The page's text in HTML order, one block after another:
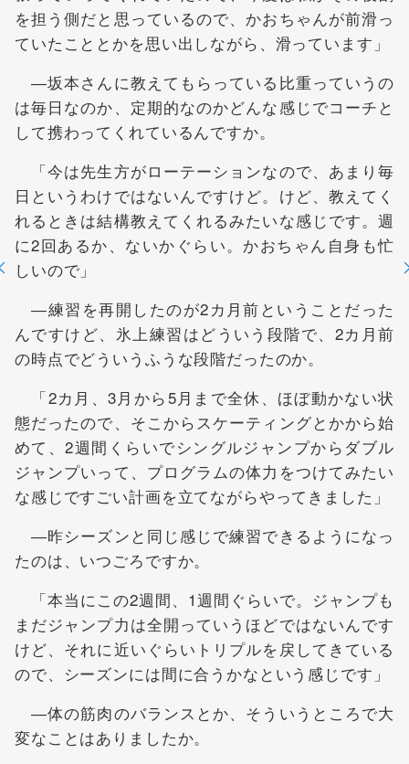
を担う側だと思っているので、かおちゃんが前滑っ
ていたこととかを思い出しながら、滑っています」
―坂本さんに教えてもらっている比重っていうの
は毎日なのか、定期的なのかどんな感じでコーチと
して携わってくれているんですか。
「今は先生方がローテーションなので、あまり毎
日というわけではないんですけど。けど、教えてく
れるときは結構教えてくれるみたいな感じです。週
に2回あるか、ないかぐらい。かおちゃん自身も忙
しいので」
―練習を再開したのが2カ月前ということだった
んですけど、氷上練習はどういう段階で、2カ月前
の時点でどういうふうな段階だったのか。
「2カ月、3月から5月まで全休、ほぼ動かない状
態だったので、そこからスケーティングとかから始
めて、2週間くらいでシングルジャンプからダブル
ジャンプいって、プログラムの体力をつけてみたい
な感じですごい計画を立てながらやってきました」
―昨シーズンと同じ感じで練習できるようになっ
たのは、いつごろですか。
「本当にこの2週間、1週間ぐらいで。ジャンプも
まだジャンプ力は全開っていうほどではないんです
けど、それに近いぐらいトリプルを戻してきている
ので、シーズンには間に合うかなという感じです」
―体の筋肉のバランスとか、そういうところで大
変なことはありましたか。